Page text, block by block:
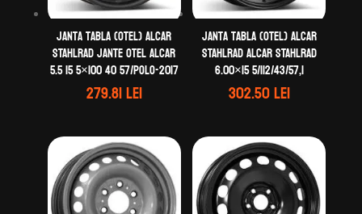
Janta tabla (otel) ALCAR
STAHLRAD Jante otel ALCAR
5.5 15 5×100 40 57/Polo-2017
279.81lei
Janta tabla (otel) ALCAR
STAHLRAD ALCAR STAHLRAD
6.00×15 5/112/43/57,1
302.50lei